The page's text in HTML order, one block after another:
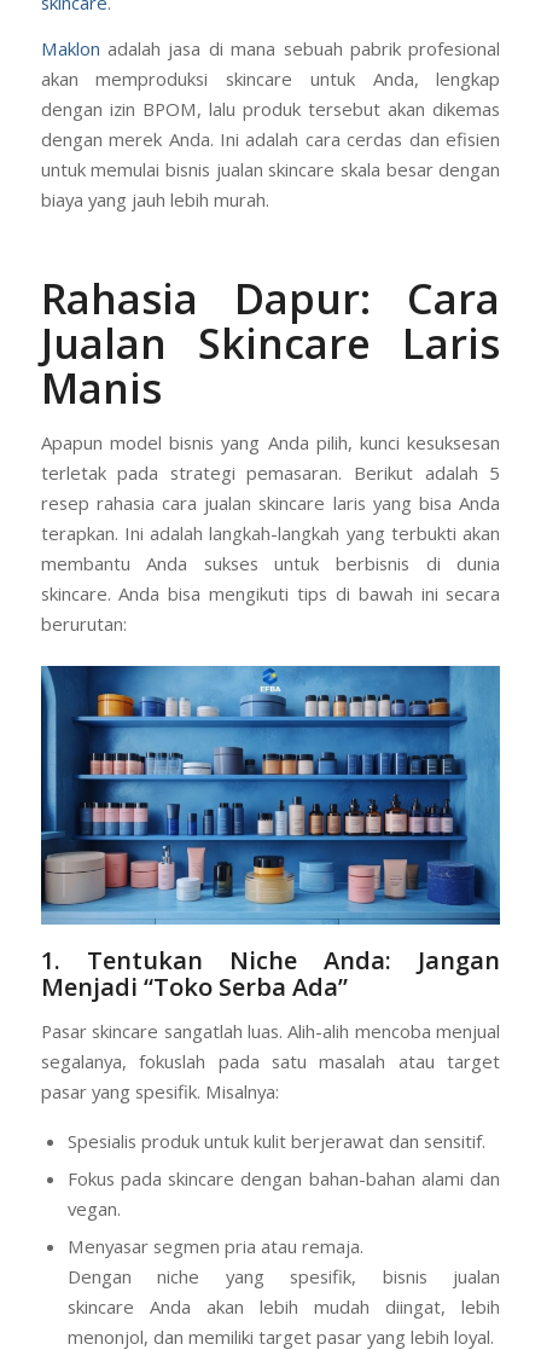
Maklon adalah jasa di mana sebuah pabrik profesional
akan memproduksi skincare untuk Anda, lengkap
dengan izin BPOM, lalu produk tersebut akan dikemas
dengan merek Anda. Ini adalah cara cerdas dan efisien
untuk memulai bisnis jualan skincare skala besar dengan
biaya yang jauh lebih murah.
Rahasia Dapur: Cara
Jualan Skincare Laris
Manis
Apapun model bisnis yang Anda pilih, kunci kesuksesan
terletak pada strategi pemasaran. Berikut adalah 5
resep rahasia cara jualan skincare laris yang bisa Anda
terapkan. Ini adalah langkah-langkah yang terbukti akan
membantu Anda sukses untuk berbisnis di dunia
skincare. Anda bisa mengikuti tips di bawah ini secara
berurutan:
1. Tentukan Niche Anda: Jangan
Menjadi “Toko Serba Ada”
Pasar skincare sangatlah luas. Alih-alih mencoba menjual
segalanya, fokuslah pada satu masalah atau target
pasar yang spesifik. Misalnya:
Spesialis produk untuk kulit berjerawat dan sensitif.
Fokus pada skincare dengan bahan-bahan alami dan
vegan.
Menyasar segmen pria atau remaja.
Dengan niche yang spesifik, bisnis jualan
skincare Anda akan lebih mudah diingat, lebih
menonjol, dan memiliki target pasar yang lebih loyal.